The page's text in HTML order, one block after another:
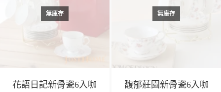
無庫存
花語日記新骨瓷6入咖
無庫存
馥郁莊園新骨瓷6入咖